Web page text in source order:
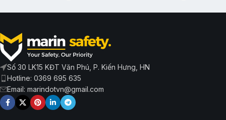
Số 30 LK15 KĐT Văn Phú, P. Kiến Hưng, HN
Hotline: 0369 695 635
Email: marindotvn@gmail.com